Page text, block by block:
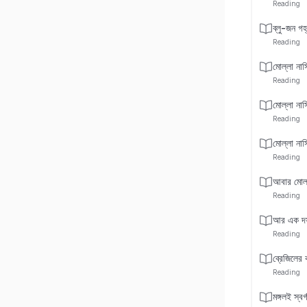
Reading
ব্লু-জন
Reading
মোল্লা
Reading
মোল্লা
Reading
মোল্লা
Reading
আবার
Reading
আর এক
Reading
ব্রেজিলের
Reading
মঙ্গলই স্বর্গ